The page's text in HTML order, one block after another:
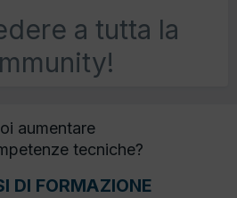
a tutta la
aumentare
tecniche?
DI FORMAZIONE